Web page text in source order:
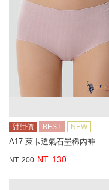
甜甜價 BEST NEW
A17.萊卡透氣石墨稀內褲
NT. 200 NT. 130